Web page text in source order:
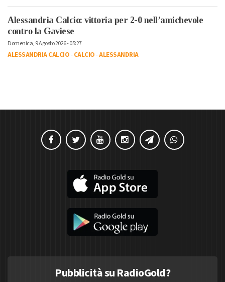
Alessandria Calcio: vittoria per 2-0 nell’amichevole
contro la Gaviese
Domenica, 9 Agosto 2026 - 05:27
ALESSANDRIA CALCIO-CALCIO-ALESSANDRIA
Pubblicità su RadioGold?